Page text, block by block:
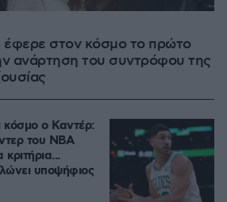
στον κόσμο το πρώτο
ανάρτηση του συντρόφου της
κόσμο ο Καντέρ:
του NBA
υποψήφιος